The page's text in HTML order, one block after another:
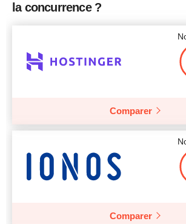
Afficher plus
RAM
$
Afficher plus
la concurrence ?
Comparer
Comparer